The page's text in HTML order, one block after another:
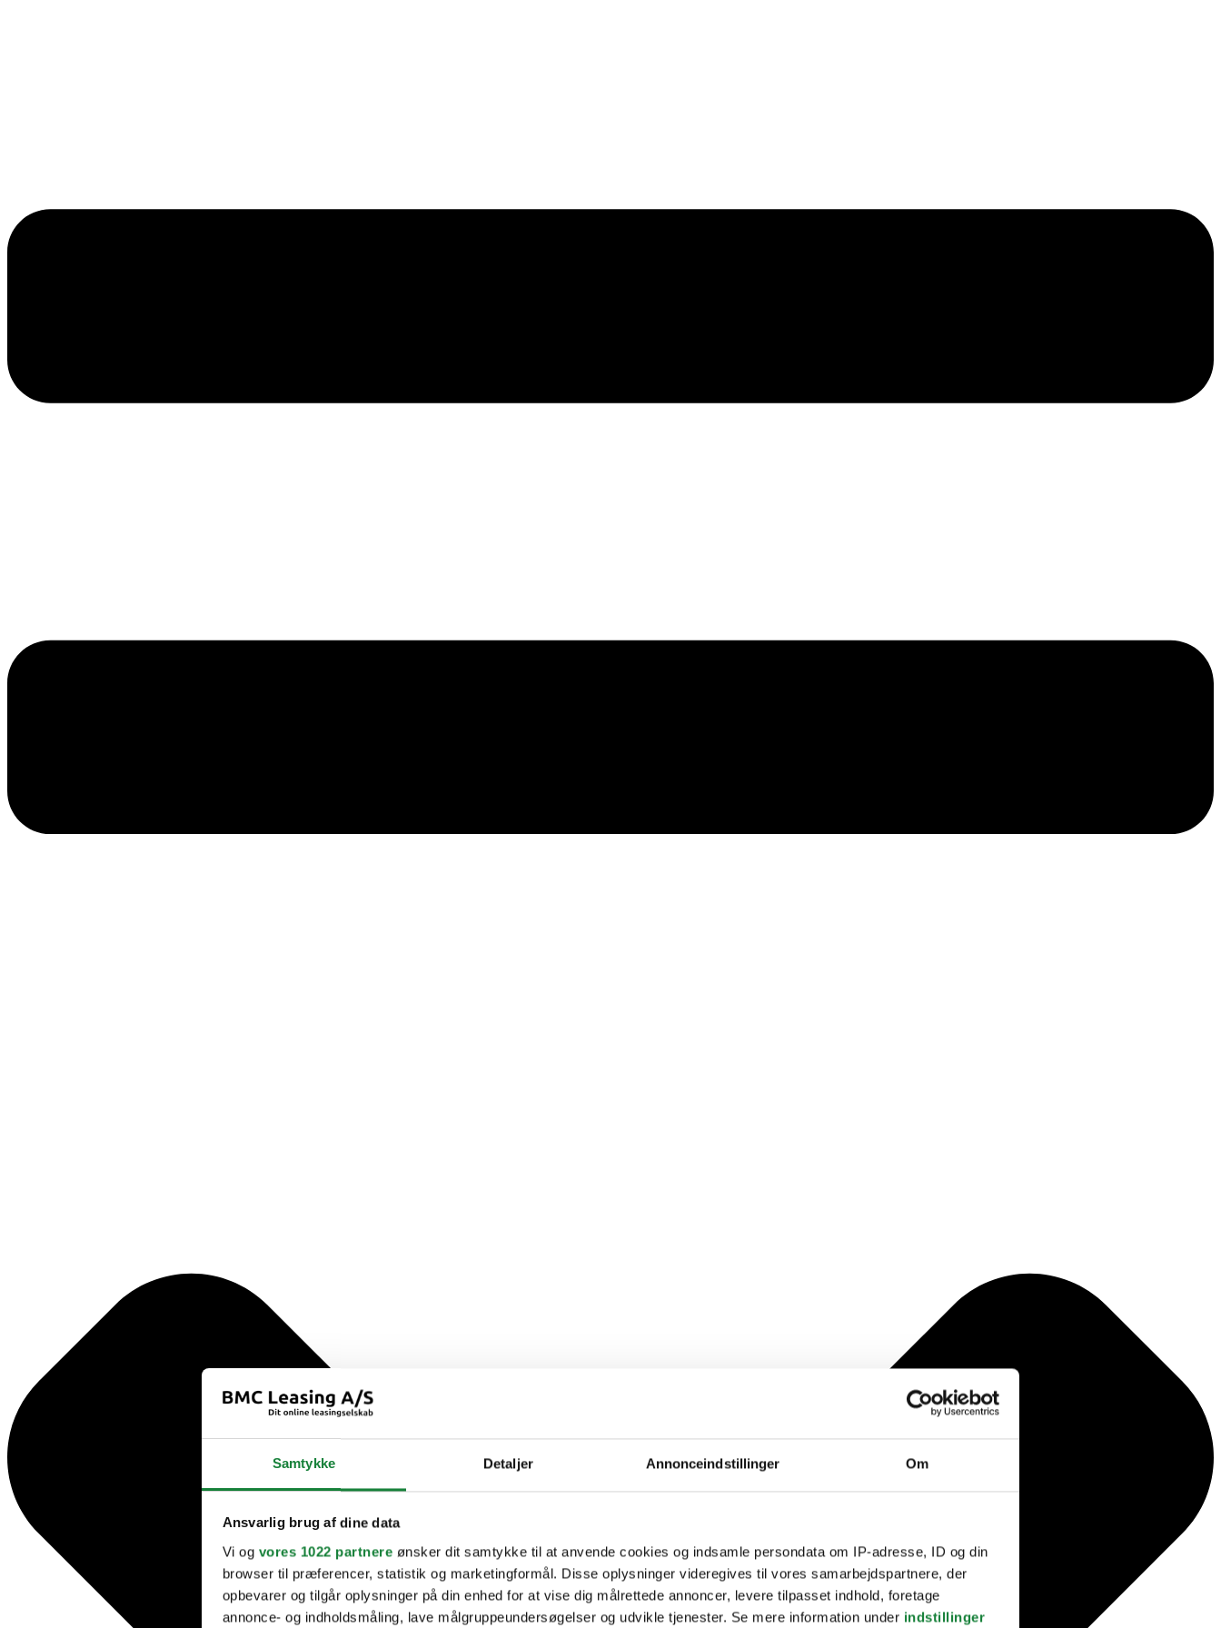
Samtykke Detaljer Annonceindstillinger Om
Ansvarlig brug af dine data
Vi og vores 1022 partnere ønsker dit samtykke til at anvende cookies og indsamle persondata om IP-adresse, ID og din
browser til præferencer, statistik og marketingformål. Disse oplysninger videregives til vores samarbejdspartnere, der
opbevarer og tilgår oplysninger på din enhed for at vise dig målrettede annoncer, levere tilpasset indhold, foretage
annonce- og indholdsmåling, lave målgruppeundersøgelser og udvikle tjenester. Se mere information under indstillinger